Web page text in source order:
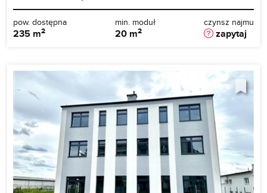
pow. dostępna
235 m2
min. moduł
20 m2
czynsz najmu
zapytaj